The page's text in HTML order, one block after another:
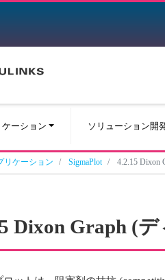
ケーション ソリューション開
リケーション SigmaPlot 4.2.15 Dixon
Dixon Graph (